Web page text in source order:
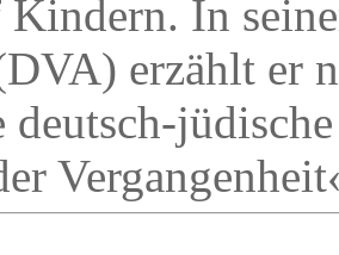
In
erzählt er
deutsch-